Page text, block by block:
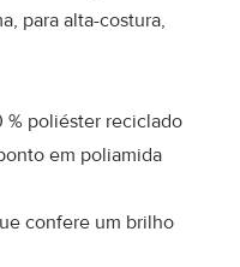
para alta-costura,
% poliéster reciclado
em poliamida
confere um brilho